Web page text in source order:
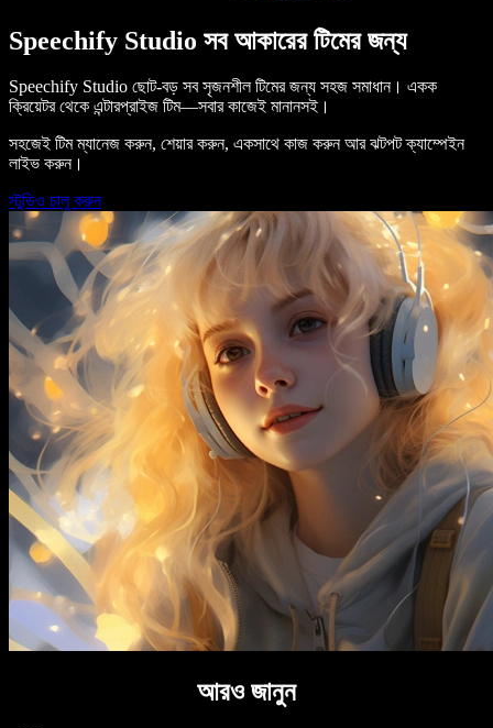
Speechify Studio সব আকারের টিমের জন্য
Speechify Studio ছোট-বড় সব সৃজনশীল টিমের জন্য সহজ সমাধান। একক
ক্রিয়েটর থেকে এন্টারপ্রাইজ টিম—সবার কাজেই মানানসই।
সহজেই টিম ম্যানেজ করুন, শেয়ার করুন, একসাথে কাজ করুন আর ঝটপট ক্যাম্পেইন
লাইভ করুন।
স্টুডিও চালু করুন
আরও জানুন